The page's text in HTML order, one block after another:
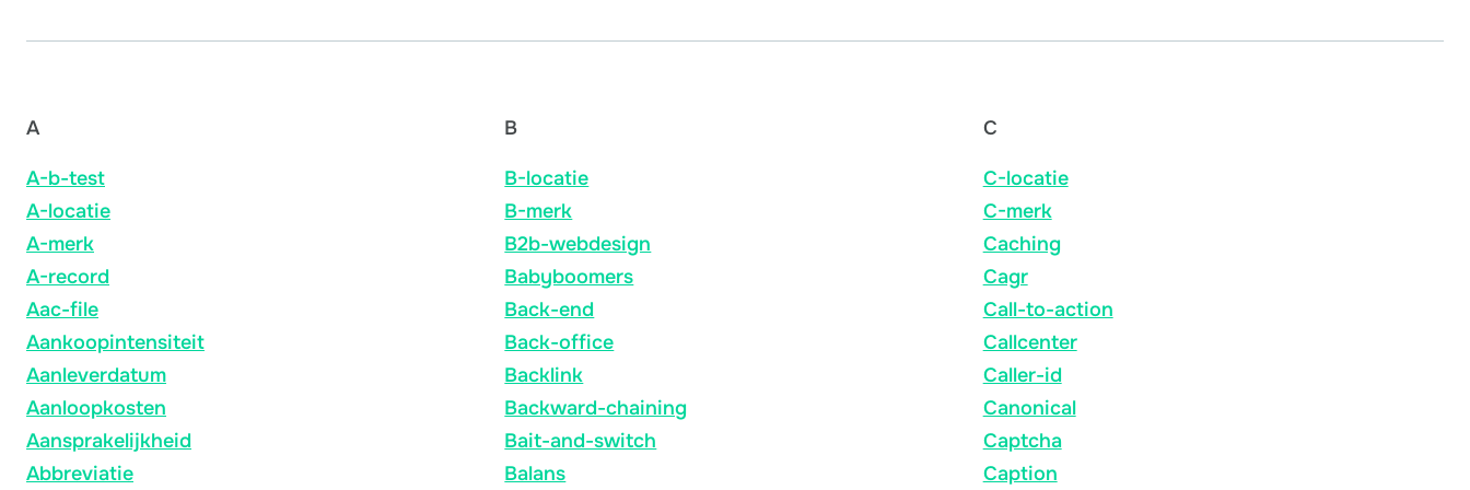
A
A-b-test
A-locatie
A-merk
A-record
Aac-file
Aankoopintensiteit
Aanleverdatum
Aanloopkosten
Aansprakelijkheid
Abbreviatie
B
B-locatie
B-merk
B2b-webdesign
Babyboomers
Back-end
Back-office
Backlink
Backward-chaining
Bait-and-switch
Balans
C
C-locatie
C-merk
Caching
Cagr
Call-to-action
Callcenter
Caller-id
Canonical
Captcha
Caption